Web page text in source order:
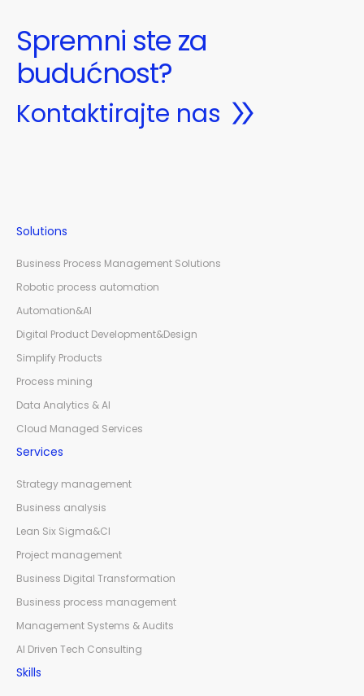
Spremni ste za
budućnost?
Kontaktirajte nas
Solutions
Business Process Management Solutions
Robotic process automation
Automation&AI
Digital Product Development&Design
Simplify Products
Process mining
Data Analytics & AI
Cloud Managed Services
Services
Strategy management
Business analysis
Lean Six Sigma&CI
Project management
Business Digital Transformation
Business process management
Management Systems & Audits
AI Driven Tech Consulting
Skills